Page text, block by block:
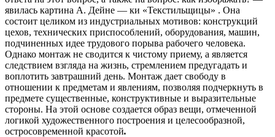
явилась картина А. Дейне — ки «Текстильщицы» . Она
состоит целиком из индустриальных мотивов: конструкций
цехов, технических приспособлений, оборудования, машин,
подчиненных идее трудового порыва рабочего человека.
Однако монтаж не сводится к чистому приему, а является
следствием взгляда на жизнь, стремлением предугадать и
воплотить завтрашний день. Монтаж дает свободу в
отношении к предметам и явлениям, позволяя подчеркнуть в
предмете существенные, конструктивные и выразительные
стороны. На этой основе создается образ вещи, отмеченной
логикой художественного построения и целесообразной,
остросовременной красотой.